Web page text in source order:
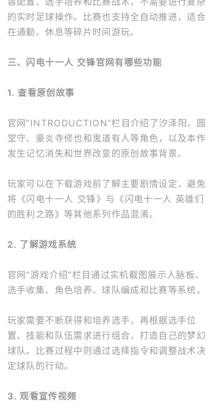
的实时足球操作。比赛也支持全自动推进，适合
在通勤、休息等碎片时间游玩。
三、闪电十一人 交锋官网有哪些功能
1. 查看原创故事
官网“INTRODUCTION”栏目介绍了汐泽阳、圆
堂守、豪炎寺修也和鬼道有人等角色，以及本作
发生记忆消失和世界改变的原创故事背景。
玩家可以在下载游戏前了解主要剧情设定，避免
将《闪电十一人 交锋》与《闪电十一人 英雄们
的胜利之路》等其他系列作品混淆。
2. 了解游戏系统
官网“游戏介绍”栏目通过实机截图展示人脉板、
选手收集、角色培养、球队编成和比赛等系统。
玩家需要不断获得和培养选手，再根据选手位
置、技能和队伍需求进行组合，打造自己的梦幻
球队。比赛过程中则通过选择指令和调整战术决
定球队的行动。
3. 观看宣传视频